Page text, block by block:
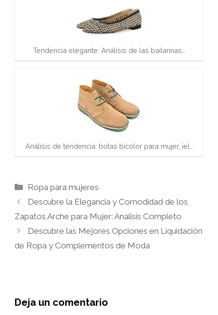
Tendencia elegante: Análisis de las bailarinas…
Análisis de tendencia: botas bicolor para mujer, ¡el…
Categorías
Ropa para mujeres
Descubre la Elegancia y Comodidad de los
Zapatos Arche para Mujer: Análisis Completo
Descubre las Mejores Opciones en Liquidación
de Ropa y Complementos de Moda
Deja un comentario